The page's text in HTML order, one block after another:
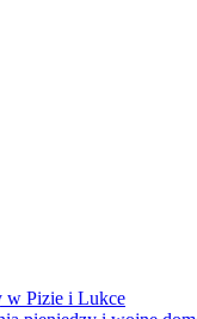
w Pizie i Lukce